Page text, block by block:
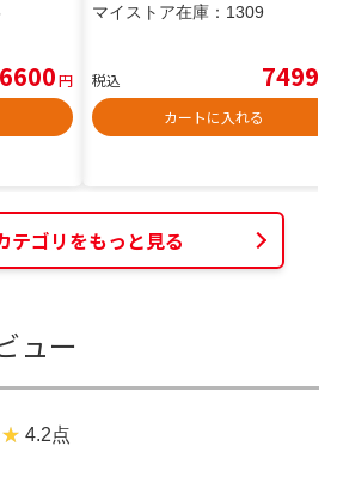
6600円
マイストア在庫： 1309
税込 7499
カートに入れる
テゴリをもっと見る
ュー
4.2点